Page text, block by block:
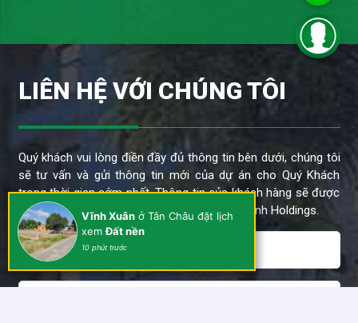
LIÊN HỆ VỚI CHÚNG TÔI
Quý khách vui lòng điền đầy đủ thông tin bên dưới, chúng tôi
sẽ tư vấn và gửi thông tin mới của dự án cho Quý Khách
trong thời gian sớm nhất. Thông tin của khách hàng sẽ được
bảo mật và chỉ sử dụng cho dự án của Kim Anh Holdings.
Vĩnh Xuân ở Tân Châu đặt lịch
xemĐất nền
10 phút trước